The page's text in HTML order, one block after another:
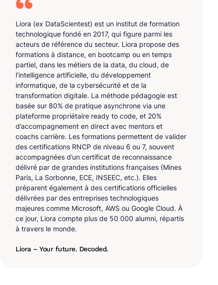
Liora (ex DataScientest) est un institut de formation
technologique fondé en 2017, qui figure parmi les
acteurs de référence du secteur. Liora propose des
formations à distance, en bootcamp ou en temps
partiel, dans les métiers de la data, du cloud, de
l’intelligence artificielle, du développement
informatique, de la cybersécurité et de la
transformation digitale. La méthode pédagogie est
basée sur 80% de pratique asynchrone via une
plateforme propriétaire ready to code, et 20%
d’accompagnement en direct avec mentors et
coachs carrière. Les formations permettent de valider
des certifications RNCP de niveau 6 ou 7, souvent
accompagnées d’un certificat de reconnaissance
délivré par de grandes institutions françaises (Mines
Paris, La Sorbonne, ECE, INSEEC, etc.). Elles
préparent également à des certifications officielles
délivrées par des entreprises technologiques
majeures comme Microsoft, AWS ou Google Cloud. À
ce jour, Liora compte plus de 50 000 alumni, répartis
à travers le monde.
Liora – Your future. Decoded.